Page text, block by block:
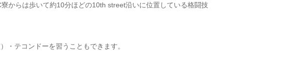
寮からは歩いて約10分ほどの10th street沿いに位置している格闘技
・テコンドーを習うこともできます。